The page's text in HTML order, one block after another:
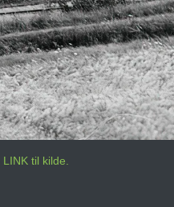
LINK til kilde.